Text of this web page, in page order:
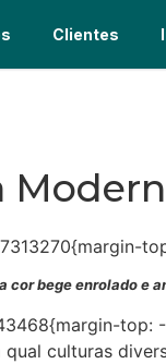
Clientes
cor bege enrolado e
culturas